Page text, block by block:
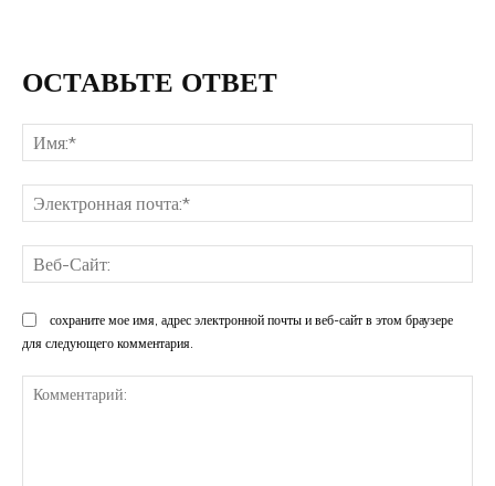
ОСТАВЬТЕ ОТВЕТ
сохраните мое имя, адрес электронной почты и веб-сайт в этом браузере
для следующего комментария.